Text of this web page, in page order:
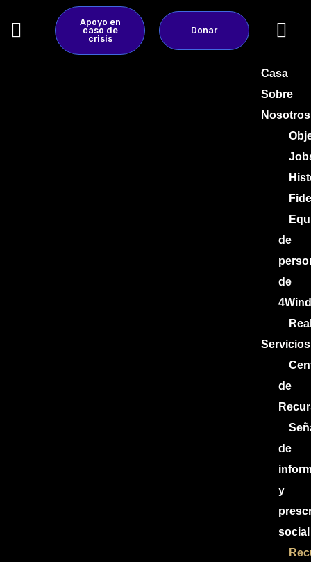
Apoyo en
caso de
crisis
Donar
Casa
Sobre
Nosotros
de
de
Servicios
de
de
y
social